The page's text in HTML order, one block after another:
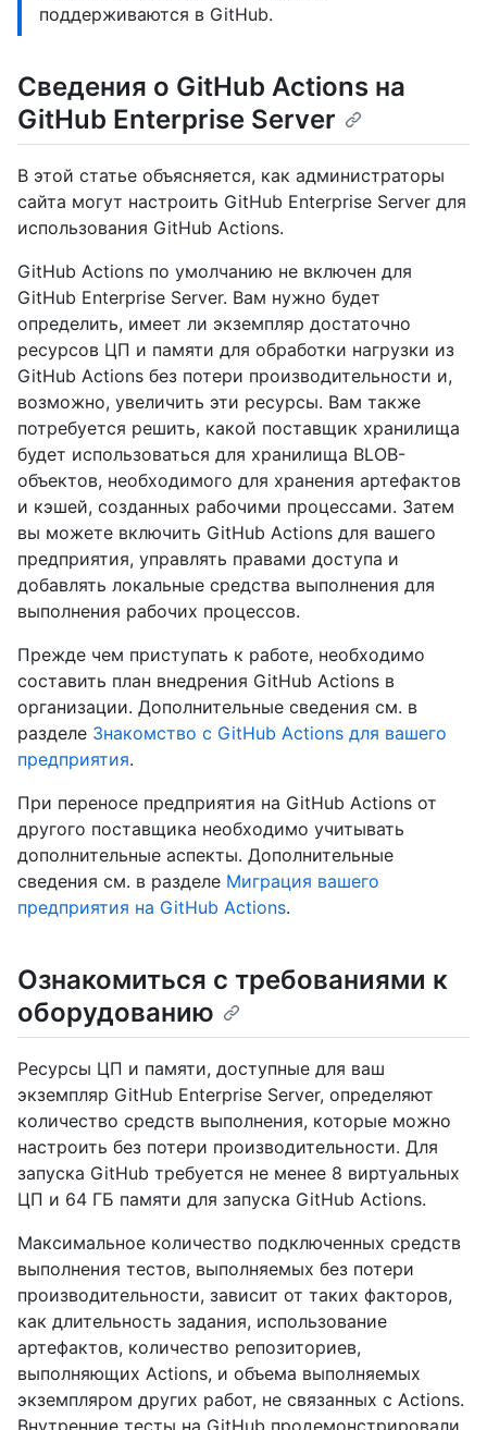
поддерживаются в GitHub.
Сведения о GitHub Actions на
GitHub Enterprise Server
В этой статье объясняется, как администраторы
сайта могут настроить GitHub Enterprise Server для
использования GitHub Actions.
GitHub Actions по умолчанию не включен для
GitHub Enterprise Server. Вам нужно будет
определить, имеет ли экземпляр достаточно
ресурсов ЦП и памяти для обработки нагрузки из
GitHub Actions без потери производительности и,
возможно, увеличить эти ресурсы. Вам также
потребуется решить, какой поставщик хранилища
будет использоваться для хранилища BLOB-
объектов, необходимого для хранения артефактов
и кэшей, созданных рабочими процессами. Затем
вы можете включить GitHub Actions для вашего
предприятия, управлять правами доступа и
добавлять локальные средства выполнения для
выполнения рабочих процессов.
Прежде чем приступать к работе, необходимо
составить план внедрения GitHub Actions в
организации. Дополнительные сведения см. в
разделе Знакомство с GitHub Actions для вашего
предприятия.
При переносе предприятия на GitHub Actions от
другого поставщика необходимо учитывать
дополнительные аспекты. Дополнительные
сведения см. в разделе Миграция вашего
предприятия на GitHub Actions.
Ознакомиться с требованиями к
оборудованию
Ресурсы ЦП и памяти, доступные для ваш
экземпляр GitHub Enterprise Server, определяют
количество средств выполнения, которые можно
настроить без потери производительности. Для
запуска GitHub требуется не менее 8 виртуальных
ЦП и 64 ГБ памяти для запуска GitHub Actions.
Максимальное количество подключенных средств
выполнения тестов, выполняемых без потери
производительности, зависит от таких факторов,
как длительность задания, использование
артефактов, количество репозиториев,
выполняющих Actions, и объема выполняемых
экземпляром других работ, не связанных с Actions.